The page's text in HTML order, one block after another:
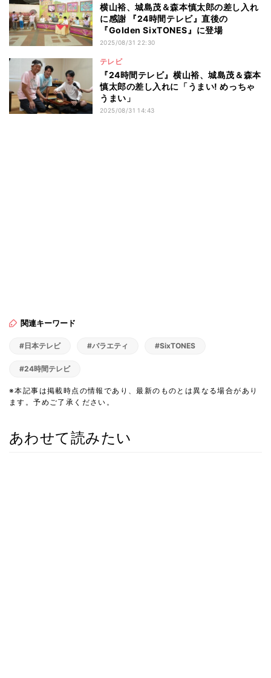
横山裕、城島茂＆森本慎太郎の差し入れ
に感謝 『24時間テレビ』直後の
『Golden SixTONES』に登場
2025/08/31 22:30
テレビ
『24時間テレビ』横山裕、城島茂＆森本
慎太郎の差し入れに「うまい! めっちゃ
うまい」
2025/08/31 14:43
関連キーワード
#日本テレビ #バラエティ #SixTONES
#24時間テレビ
※本記事は掲載時点の情報であり、最新のものとは異なる場合があり
ます。予めご了承ください。
あわせて読みたい